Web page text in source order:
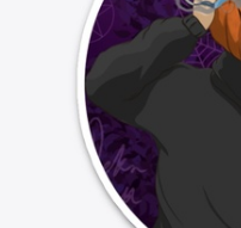
Venda